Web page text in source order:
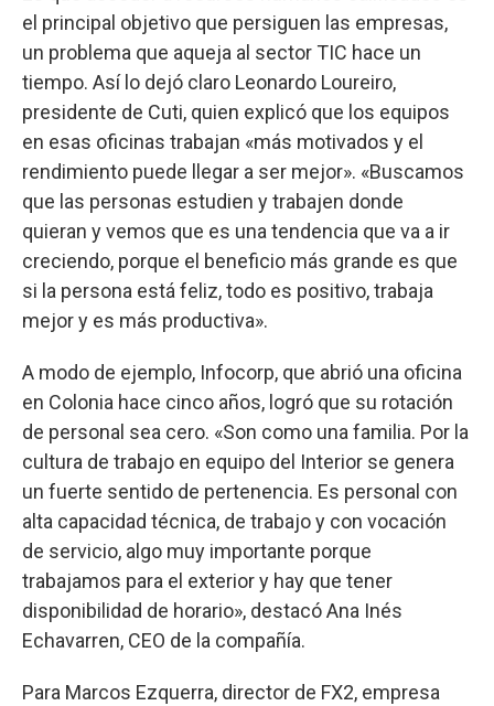
el principal objetivo que persiguen las empresas,
un problema que aqueja al sector TIC hace un
tiempo. Así lo dejó claro Leonardo Loureiro,
presidente de Cuti, quien explicó que los equipos
en esas oficinas trabajan «más motivados y el
rendimiento puede llegar a ser mejor». «Buscamos
que las personas estudien y trabajen donde
quieran y vemos que es una tendencia que va a ir
creciendo, porque el beneficio más grande es que
si la persona está feliz, todo es positivo, trabaja
mejor y es más productiva».
A modo de ejemplo, Infocorp, que abrió una oficina
en Colonia hace cinco años, logró que su rotación
de personal sea cero. «Son como una familia. Por la
cultura de trabajo en equipo del Interior se genera
un fuerte sentido de pertenencia. Es personal con
alta capacidad técnica, de trabajo y con vocación
de servicio, algo muy importante porque
trabajamos para el exterior y hay que tener
disponibilidad de horario», destacó Ana Inés
Echavarren, CEO de la compañía.
Para Marcos Ezquerra, director de FX2, empresa